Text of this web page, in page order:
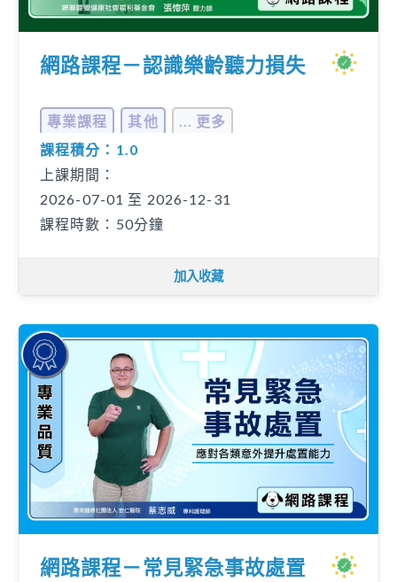
網路課程－認識樂齡聽力損失
專業課程 其他
... 更多
課程積分：1.0
上課期間：
2026-07-01 至 2026-12-31
課程時數：50分鐘
加入收藏
網路課程－常見緊急事故處置